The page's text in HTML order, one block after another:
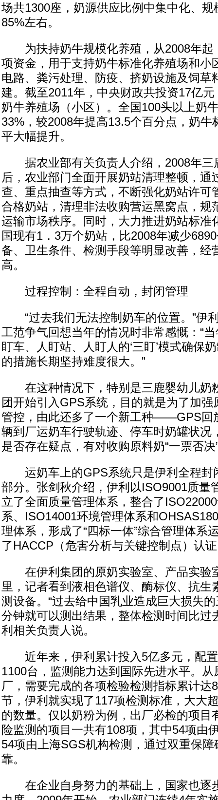
场共1300座，奶源供应比例中集中化、
85%左右。
为扶持奶牛规模化养殖，从2008年起
项资金，用于支持奶牛标准化养殖场和小
电路、粪污处理、防疫、挤奶设施及饲草
建。截至2011年，中央财政共投资17亿
奶牛养殖场（小区）。全国100头以上奶
33%，较2008年提高13.5个百分点，奶牛
平大幅提升。
据农业部有关负责人介绍，2008年三
后，农业部门全面开展奶站清理整顿，通
查、重点抽查等方式，不断强化奶站许可
合格奶站，清理非法收购营运黑窝点，规
运输市场秩序。同时，大力推进奶站标准
国现有1．3万个奶站，比2008年减少
备、卫生条件、检测手段等明显改善，经
高。
过程控制：全程自动，封闭管理
“过去我们无法控制奶车的位置。”伊
工范争气回想当年的情况时非常感慨：“
盯车、人盯站、人盯人的‘三盯’模式确保
的措施长期坚持难度很大。”
在这种情况下，特别是三鹿婴幼儿奶
团开始引入GPS系统，目的就是为了加强
管控，由此还多了一个新工种——GPS回
辆到厂运奶车行驶轨迹、停车时奶罐状况
是否存在疑点，有对收购原料奶“一票否决
运奶车上的GPS系统只是伊利全程封
部分。张剑秋介绍，伊利以ISO9001质量
立了全面质量管理体系，整合了
系、ISO14001环境管理体系和
理体系，形成了“四标一体”综合管理体系
了HACCP（危害分析与关键控制点）认
在伊利集团的原奶实验室、产品实验
里，记者看到液相色谱仪、酶标仪、抗生
测设备。“过去给中国乳业造成巨大损失
分钟就可以测出结果，整体检测时间比过
利相关负责人说。
近年来，伊利累计投入5亿多元，配置
1100台，监测能力达到国际先进水平。
厂，需要完成的各项检验检测指标累计达
节，伊利就实现了117项检测标准，大大
的数量。仅以奶粉为例，出厂必检的项目
险监测的项目一共有108项，其中54项由
54项由上海SGS机构检测，通过双重保
靠。
在企业自身努力的基础上，国家也逐